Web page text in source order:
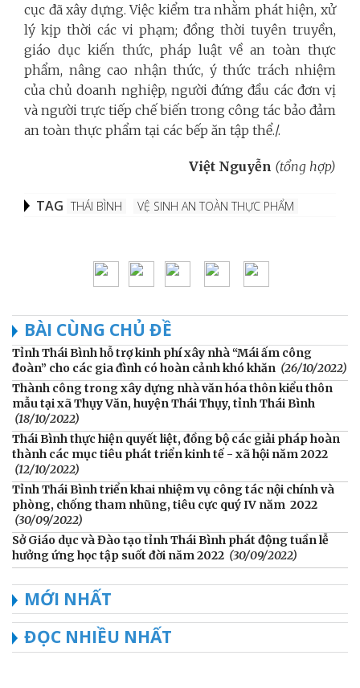
cục đã xây dựng. Việc kiểm tra nhằm phát hiện, xử
lý kịp thời các vi phạm; đồng thời tuyên truyền,
giáo dục kiến thức, pháp luật về an toàn thực
phẩm, nâng cao nhận thức, ý thức trách nhiệm
của chủ doanh nghiệp, người đứng đầu các đơn vị
và người trực tiếp chế biến trong công tác bảo đảm
an toàn thực phẩm tại các bếp ăn tập thể./.
Việt Nguyễn (tổng hợp)
TAG THÁI BÌNH VỆ SINH AN TOÀN THỰC PHẨM
BÀI CÙNG CHỦ ĐỀ
Tỉnh Thái Bình hỗ trợ kinh phí xây nhà “Mái ấm công
đoàn” cho các gia đình có hoàn cảnh khó khăn (26/10/2022)
Thành công trong xây dựng nhà văn hóa thôn kiểu thôn
mẫu tại xã Thụy Văn, huyện Thái Thụy, tỉnh Thái Bình
(18/10/2022)
Thái Bình thực hiện quyết liệt, đồng bộ các giải pháp hoàn
thành các mục tiêu phát triển kinh tế - xã hội năm 2022
(12/10/2022)
Tỉnh Thái Bình triển khai nhiệm vụ công tác nội chính và
phòng, chống tham nhũng, tiêu cực quý IV năm 2022
(30/09/2022)
Sở Giáo dục và Đào tạo tỉnh Thái Bình phát động tuần lễ
hưởng ứng học tập suốt đời năm 2022 (30/09/2022)
MỚI NHẤT
ĐỌC NHIỀU NHẤT